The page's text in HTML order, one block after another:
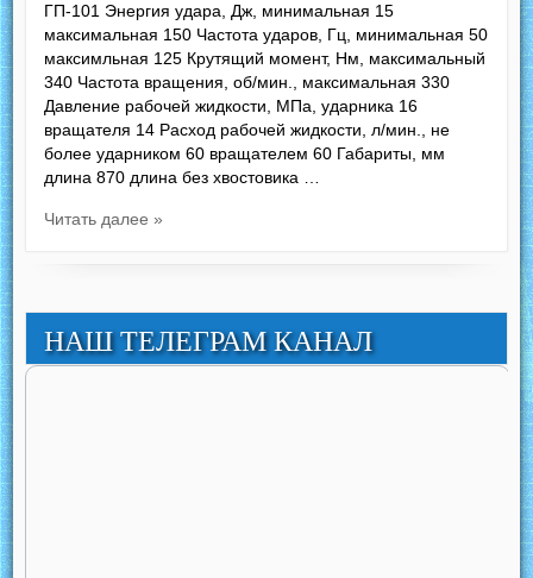
ГП-101 Энергия удара, Дж, минимальная 15
максимальная 150 Частота ударов, Гц, минимальная 50
максимльная 125 Крутящий момент, Нм, максимальный
340 Частота вращения, об/мин., максимальная 330
Давление рабочей жидкости, МПа, ударника 16
вращателя 14 Расход рабочей жидкости, л/мин., не
более ударником 60 вращателем 60 Габариты, мм
длина 870 длина без хвостовика …
Читать далее »
НАШ ТЕЛЕГРАМ КАНАЛ